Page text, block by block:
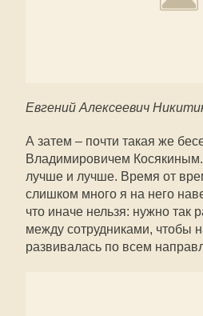
Евгений Алексеевич
А затем – почти такая же
Владимировичем
лучше и лучше. Время от
слишком много я на него
что иначе нельзя: нужно так
между сотрудниками, чтобы
развивалась по всем